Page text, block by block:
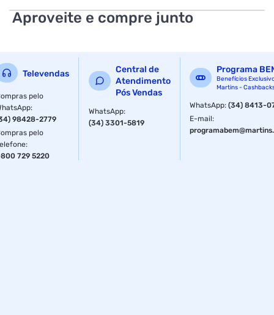
Aproveite e compre junto
Televendas
pelo
:
98428-2779
pelo
:
729 5220
Central de
Atendimento
Pós Vendas
WhatsApp:
(34) 3301-5819
Programa
Benefícios
Martins -
WhatsApp:(34) 8413-
E-mail: